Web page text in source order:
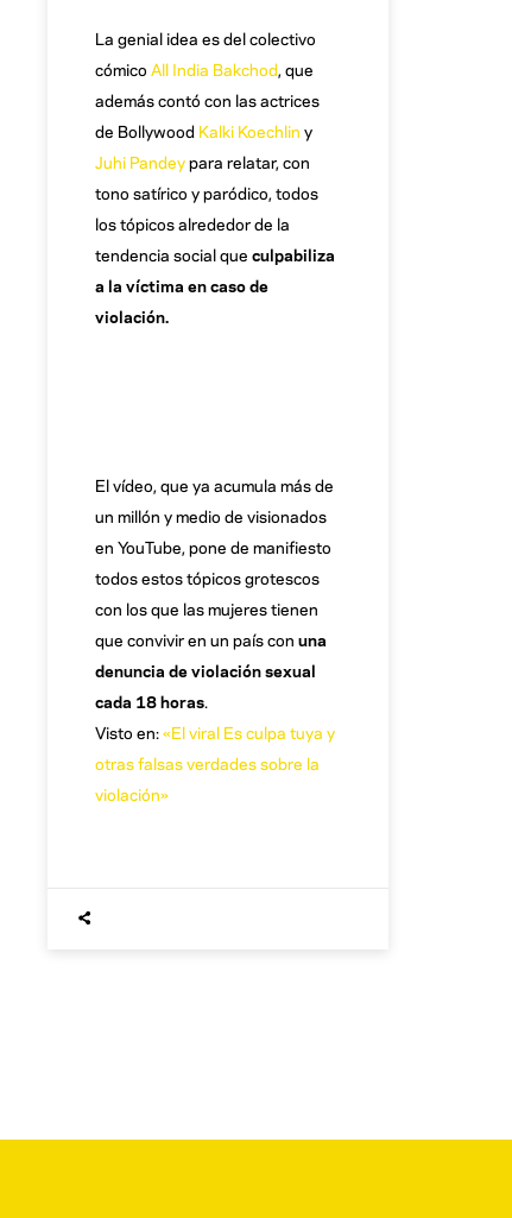
La genial idea es del colectivo
cómico All India Bakchod , que
además contó con las actrices
de Bollywood Kalki Koechlin y
Juhi Pandeypara relatar, con
tono satírico y paródico, todos
los tópicos alrededor de la
tendencia social que culpabiliza
a la víctima en caso de
violación.
El vídeo, que ya acumula más de
un millón y medio de visionados
en YouTube, pone de manifiesto
todos estos tópicos grotescos
con los que las mujeres tienen
que convivir en un país con una
denuncia de violación sexual
cada 18 horas.
Visto en:«El viral Es culpa tuya y
otras falsas verdades sobre la
violación»